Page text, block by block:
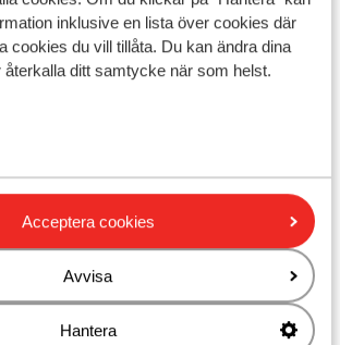
inklusive en lista över cookies där
cookies du vill tillåta. Du kan ändra dina
återkalla ditt samtycke när som helst.
Acceptera cookies
Avvisa
Hantera
betalning) , parasoll (mot betalning)
ca 900 m
ca 26 km
ca 100 m
ca 100 m
ca 200 m